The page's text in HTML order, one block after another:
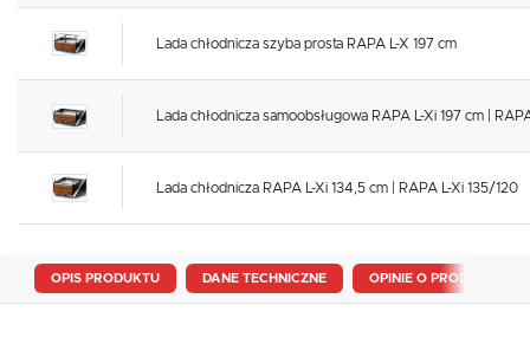
Lada chłodnicza szyba prosta RAPA L-X 197 cm
Lada chłodnicza samoobsługowa RAPA L-Xi 197 cm |
Lada chłodnicza RAPA L-Xi 134,5 cm | RAPA L-Xi 135/120
OPIS PRODUKTU DANE TECHNICZNE OPINIE O PRODUKCIE